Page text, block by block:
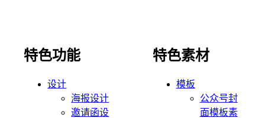
特色功能
设计
海报设计
邀请函设
特色素材
模板
公众号封
面模板素